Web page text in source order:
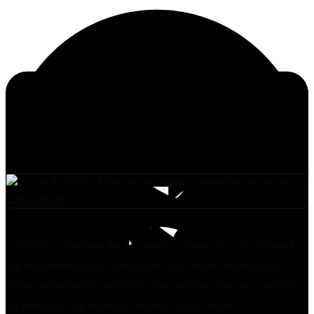
O DMED – Declaração de Serviços Médicos e de Saúde é